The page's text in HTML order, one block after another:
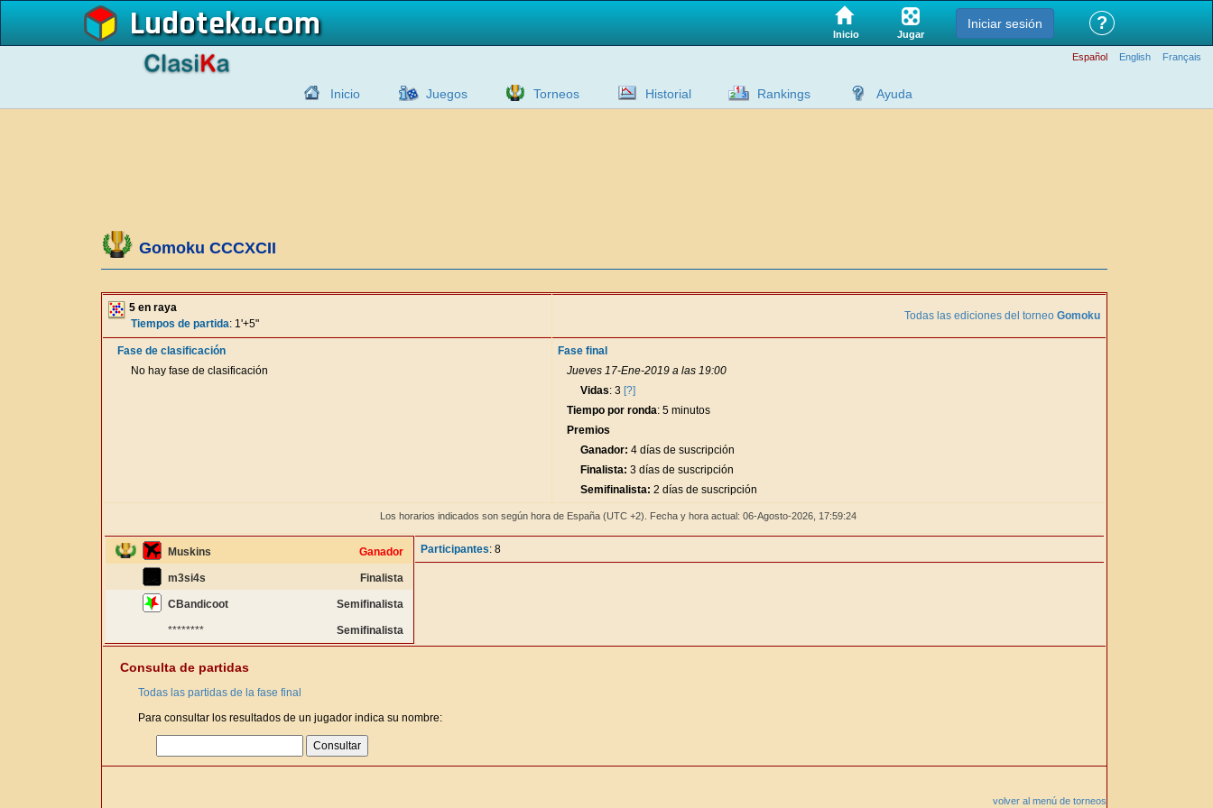
Ludoteka Inicio Jugar
Iniciar sesión ?
Español English Français
Inicio Juegos Torneos Historial Rankings Ayuda
Gomoku CCCXCII
5 en raya
Tiempos de partida: 1'+5"
Todas las ediciones del torneo Gomoku
Fase de clasificación
No hay fase de clasificación
Fase final
Jueves 17-Ene-2019 a las 19:00
Vidas: 3 [?]
Tiempo por ronda: 5 minutos
Premios
Ganador: 4 días de suscripción
Finalista: 3 días de suscripción
Semifinalista: 2 días de suscripción
Los horarios indicados son según hora de España (UTC +2). Fecha y hora actual: 06-Agosto-2026, 17:59:24
Muskins Ganador
m3si4s Finalista
CBandicoot Semifinalista
******** Semifinalista
Participantes: 8
Consulta de partidas
Todas las partidas de la fase final
Para consultar los resultados de un jugador indica su nombre:
volver al menú de torneos